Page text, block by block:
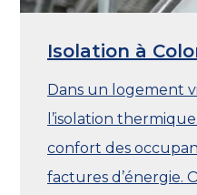
Isolation à
Dans un logement
l’isolation
confort des
factures d’énergie.